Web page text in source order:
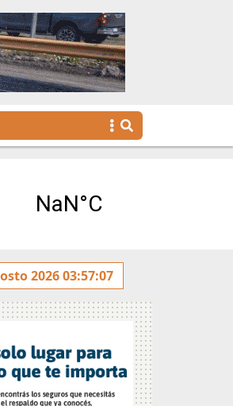
pública a través de una
2026 03:57:07